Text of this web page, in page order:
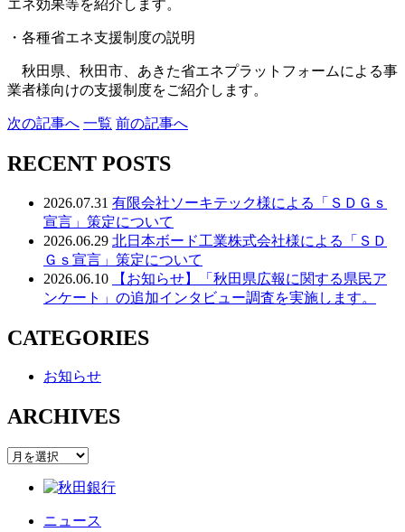
エネ効果等を紹介します。
・各種省エネ支援制度の説明
秋田県、秋田市、あきた省エネプラットフォームによる事
業者様向けの支援制度をご紹介します。
次の記事へ 一覧 前の記事へ
RECENT POSTS
2026.07.31 有限会社ソーキテック様による「ＳＤＧｓ
宣言」策定について
2026.06.29 北日本ボード工業株式会社様による「ＳＤ
Ｇｓ宣言」策定について
2026.06.10
【お知らせ】「秋田県広報に関する県民ア
ンケート」の追加インタビュー調査を実施します。
CATEGORIES
お知らせ
ARCHIVES
ARCHIVES
ニュース